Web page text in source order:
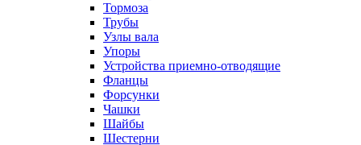
Тормоза
Трубы
Узлы вала
Упоры
Устройства приемно-отводящие
Фланцы
Форсунки
Чашки
Шайбы
Шестерни